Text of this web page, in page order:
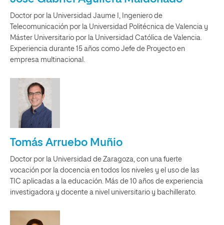
Doctor por la Universidad Jaume I, Ingeniero de
Telecomunicación por la Universidad Politécnica de Valencia y
Máster Universitario por la Universidad Católica de Valencia.
Experiencia durante 15 años como Jefe de Proyecto en
empresa multinacional.
Tomás Arruebo Muñio
Doctor por la Universidad de Zaragoza, con una fuerte
vocación por la docencia en todos los niveles y el uso de las
TIC aplicadas a la educación. Más de 10 años de experiencia
investigadora y docente a nivel universitario y bachillerato.